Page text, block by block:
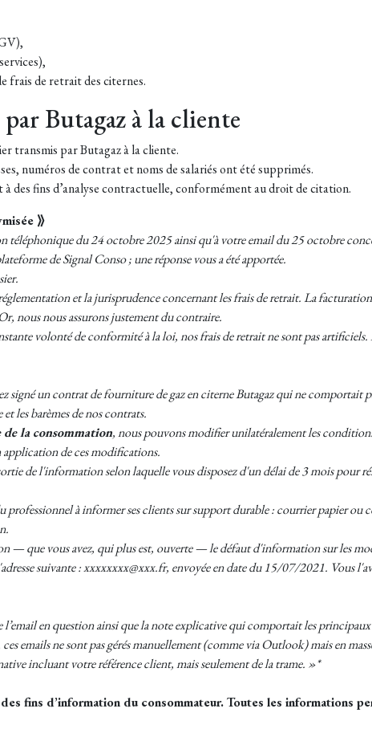
frais de retrait des citernes.
Butagaz à la cliente
transmis par Butagaz à la cliente.
numéros de contrat et noms de salariés ont été supprimés.
des fins d’analyse contractuelle, conformément au droit de citation.
⟫
téléphonique du 24 octobre 2025 ainsi qu'à votre email du 25 octobre
de Signal Conso ; une réponse vous a été apportée.
et la jurisprudence concernant les frais de retrait. La
nous nous assurons justement du contraire.
volonté de conformité à la loi, nos frais de retrait ne sont pas
signé un contrat de fourniture de gaz en citerne Butagaz qui ne comportait
les barèmes de nos contrats.
la consommation, nous pouvons modifier unilatéralement les
application de ces modifications.
de l'information selon laquelle vous disposez d'un délai de 3 mois pour
à informer ses clients sur support durable : courrier papier
— que vous avez, qui plus est, ouverte — le défaut d'information sur les
suivante : xxxxxxxx@xxx.fr, envoyée en date du 15/07/2021. Vous
l’email en question ainsi que la note explicative qui comportait les
emails ne sont pas gérés manuellement (comme via Outlook) mais en
incluant votre référence client, mais seulement de la trame. »*
fins d’information du consommateur. Toutes les informations